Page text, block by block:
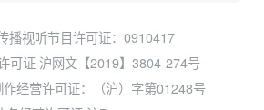
播视听节目许可证：0910417
可证 沪网文【2019】3804-274号
经营许可证：（沪）字第01248号